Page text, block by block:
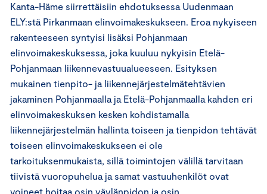
Kanta-Häme siirrettäisiin ehdotuksessa Uudenmaan
ELY:stä Pirkanmaan elinvoimakeskukseen. Eroa nykyiseen
rakenteeseen syntyisi lisäksi Pohjanmaan
elinvoimakeskuksessa, joka kuuluu nykyisin Etelä-
Pohjanmaan liikennevastuualueeseen. Esityksen
mukainen tienpito- ja liikennejärjestelmätehtävien
jakaminen Pohjanmaalla ja Etelä-Pohjanmaalla kahden eri
elinvoimakeskuksen kesken kohdistamalla
liikennejärjestelmän hallinta toiseen ja tienpidon tehtävät
toiseen elinvoimakeskukseen ei ole
tarkoituksenmukaista, sillä toimintojen välillä tarvitaan
tiivistä vuoropuhelua ja samat vastuuhenkilöt ovat
voineet hoitaa osin väylänpidon ja osin